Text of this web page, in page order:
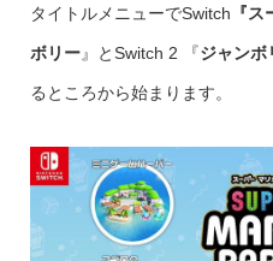
タイトルメニューでSwitch 『
ボリー』とSwitch 2 『ジャンボ
るところから始まります。